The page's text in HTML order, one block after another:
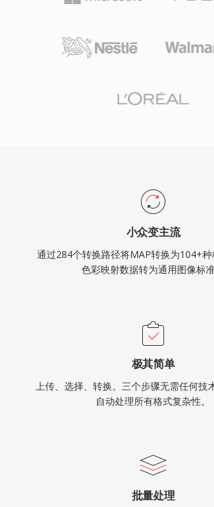
小众变主流
通过284个转换路径将MAP转换为104+
色彩映射数据转为通用图像标准
极其简单
上传、选择、转换。三个步骤无需任何
自动处理所有格式复杂性。
批量处理